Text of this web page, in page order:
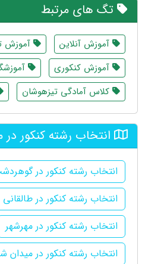
تگ های مرتبط
آموزش آنلاین
آموزش
آموزش کنکوری
کلاس آمادگی تیزهوشان
انتخاب رشته کنکور
انتخاب رشته کنکور در
انتخاب رشته کنکور در طالقانی
انتخاب رشته کنکور در مهرشهر
انتخاب رشته کنکور در میدان